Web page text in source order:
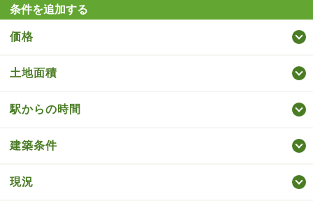
条件を追加する
価格
土地面積
駅からの時間
建築条件
現況